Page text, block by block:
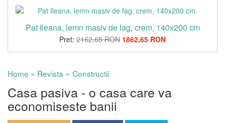
Pat Ileana, lemn masiv de fag, crem, 140x200 cm
Pret: 2162,65 RON 1862,65 RON
Home » Revista » Constructii
Casa pasiva - o casa care va
economiseste banii